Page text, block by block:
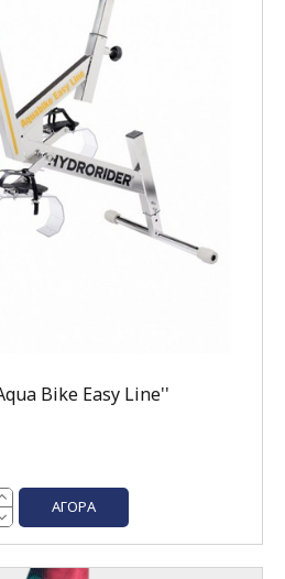
Bike Easy Line''
ΑΓΟΡΆ